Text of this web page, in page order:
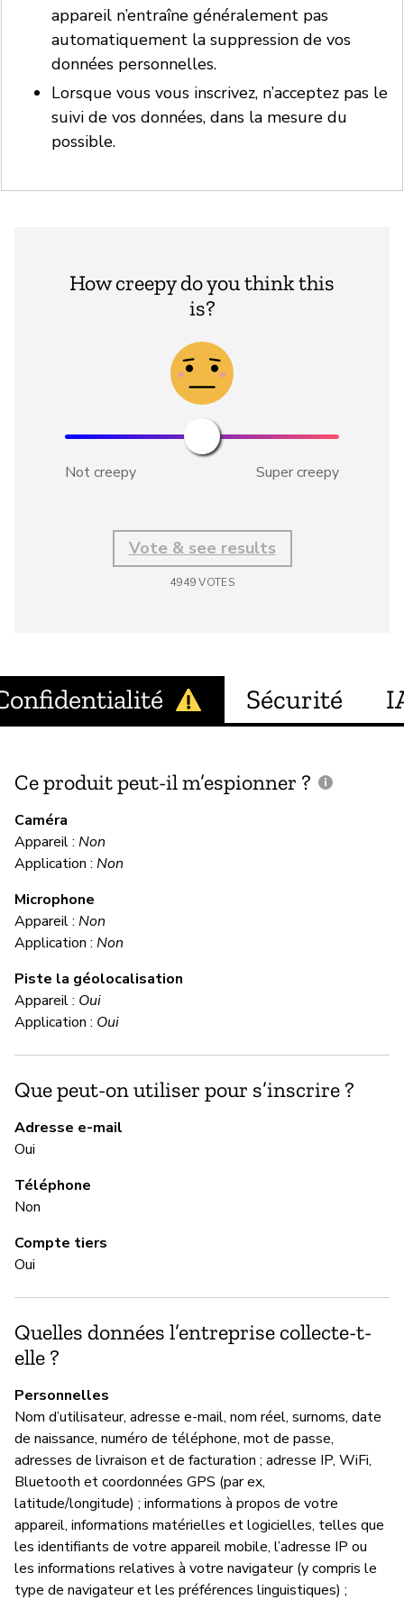
appareil n’entraîne généralement pas
automatiquement la suppression de vos
données personnelles.
Lorsque vous vous inscrivez, n’acceptez pas le
suivi de vos données, dans la mesure du
possible.
How creepy do you think this
is?
Not creepy Super creepy
Vote & see results
4949VOTES
Sécurité
Ce produit peut-il m’espionner ?
Caméra
Appareil : Non
Application : Non
Microphone
Appareil : Non
Application : Non
Piste la géolocalisation
Appareil : Oui
Application : Oui
Que peut-on utiliser pour s’inscrire ?
Adresse e-mail
Oui
Téléphone
Non
Compte tiers
Oui
Quelles données l’entreprise collecte-t-
elle ?
Personnelles
Nom d’utilisateur, adresse e-mail, nom réel, surnoms, date
de naissance, numéro de téléphone, mot de passe,
adresses de livraison et de facturation ; adresse IP, WiFi,
Bluetooth et coordonnées GPS (par ex,
latitude/longitude) ; informations à propos de votre
appareil, informations matérielles et logicielles, telles que
les identifiants de votre appareil mobile, l’adresse IP ou
les informations relatives à votre navigateur (y compris le
type de navigateur et les préférences linguistiques) ;